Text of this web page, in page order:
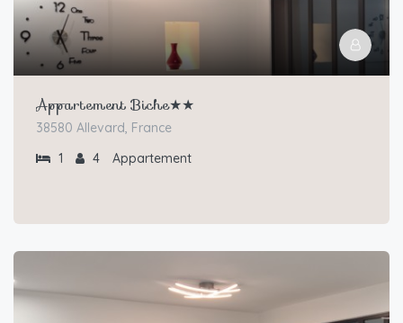
Appartement Biche★★
38580 Allevard, France
1
4 Appartement